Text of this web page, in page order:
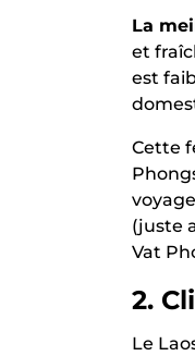
La
et
est
Cette
(juste
Vat
2.
Le